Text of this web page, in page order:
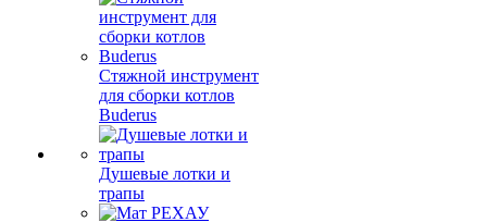
Стяжной инструмент
для сборки котлов
Buderus
Душевые лотки и
трапы